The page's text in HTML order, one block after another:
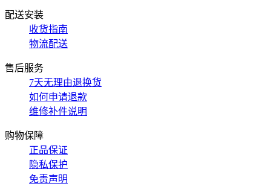
配送安装
收货指南
物流配送
售后服务
7天无理由退换货
如何申请退款
维修补件说明
购物保障
正品保证
隐私保护
免责声明